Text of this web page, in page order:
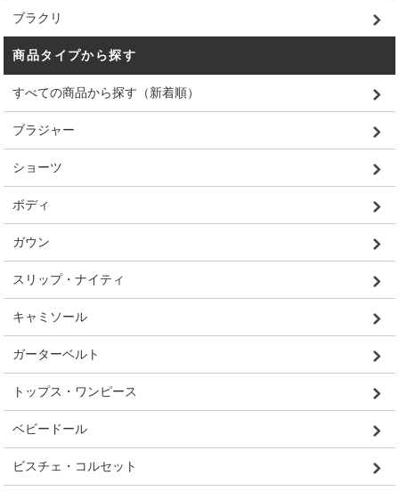
ブラクリ
商品タイプから探す
すべての商品から探す（新着順）
ブラジャー
ショーツ
ボディ
ガウン
スリップ・ナイティ
キャミソール
ガーターベルト
トップス・ワンピース
ベビードール
ビスチェ・コルセット